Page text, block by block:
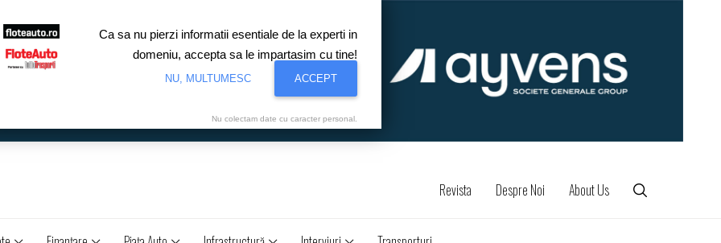
Revista Despre Noi About Us
Ca sa nu pierzi informatii esentiale de la experti in
domeniu, accepta sa le impartasim cu tine!
NU, MULTUMESC ACCEPT
Nu colectam date cu caracter personal.